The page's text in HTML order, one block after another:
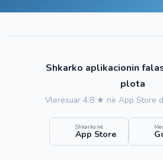
Shkarko aplikacionin
plota
Vlerësuar 4.8 ★ në App Store
Shkarko në
App Store